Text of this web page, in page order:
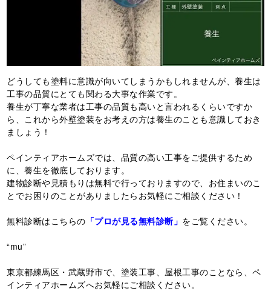
どうしても塗料に意識が向いてしまうかもしれませんが、養生は
工事の品質にとても関わる大事な作業です。
養生が丁寧な業者は工事の品質も高いと言われるくらいですか
ら、これから外壁塗装をお考えの方は養生のことも意識しておき
ましょう！
ペインティアホームズでは、品質の高い工事をご提供するため
に、養生を徹底しております。
建物診断や見積もりは無料で行っておりますので、お住まいのこ
とでお困りのことがありましたらお気軽にご相談ください！
無料診断はこちらの 「プロが見る無料診断」 をご覧ください。
“mu”
東京都練馬区・武蔵野市で、塗装工事、屋根工事のことなら、ペ
インティアホームズへお気軽にご相談ください。